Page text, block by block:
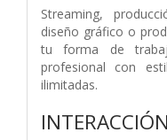
Streaming,
diseño gráfico o
tu forma de
profesional con
ilimitadas.